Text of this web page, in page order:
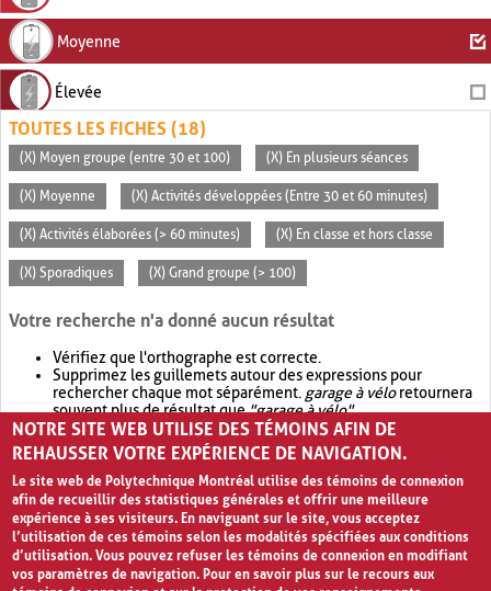
Moyenne
Élevée
TOUTES LES FICHES (18)
(X) Moyen groupe (entre 30 et 100) (X) En plusieurs séances
(X) Moyenne (X) Activités développées (Entre 30 et 60 minutes)
(X) Activités élaborées (> 60 minutes) (X) En classe et hors classe
(X) Sporadiques (X) Grand groupe (> 100)
Votre recherche n'a donné aucun résultat
Vérifiez que l'orthographe est correcte.
Supprimez les guillemets autour des expressions pour
rechercher chaque mot séparément. garage à véloretournera
souvent plus de résultat que"garage à vélo".
Envisagez d'élargir votre recherche avec OR.garage OR vélo
retournera souvent plus de résultat quegarage à vélo
NOTRE SITE WEB UTILISE DES TÉMOINS AFIN DE
REHAUSSER VOTRE EXPÉRIENCE DE NAVIGATION.
Le site web de Polytechnique Montréal utilise des témoins de connexion
afin de recueillir des statistiques générales et offrir une meilleure
expérience à ses visiteurs. En naviguant sur le site, vous acceptez
l’utilisation de ces témoins selon les modalités spécifiées aux conditions
d’utilisation. Vous pouvez refuser les témoins de connexion en modifiant
vos paramètres de navigation. Pour en savoir plus sur le recours aux